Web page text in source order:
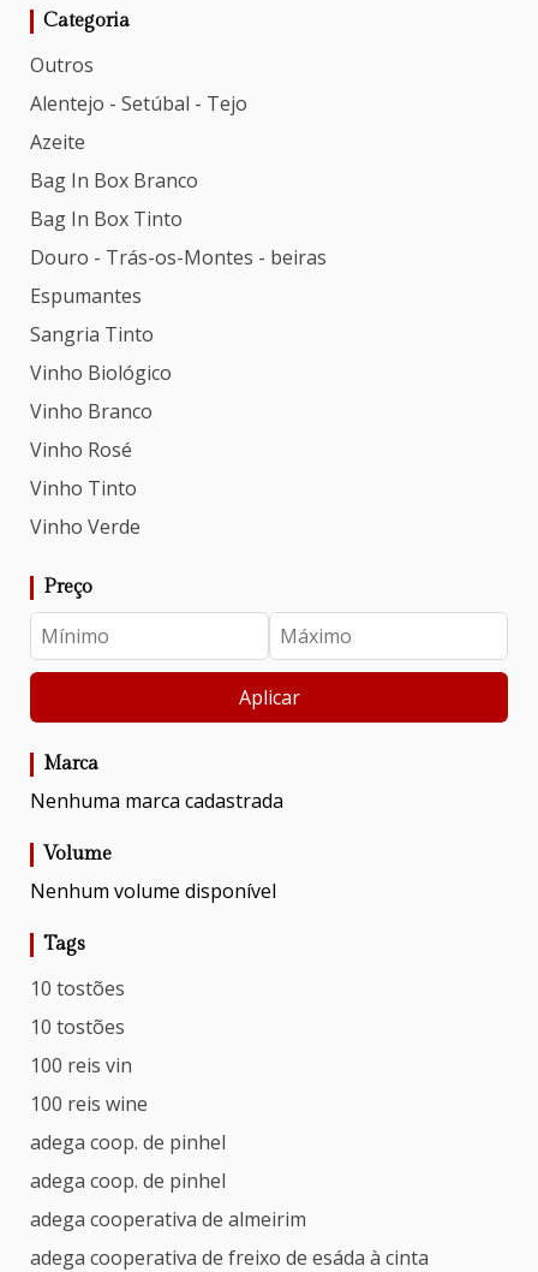
Categoria
Outros
Alentejo - Setúbal - Tejo
Azeite
Bag In Box Branco
Bag In Box Tinto
Douro - Trás-os-Montes - beiras
Espumantes
Sangria Tinto
Vinho Biológico
Vinho Branco
Vinho Rosé
Vinho Tinto
Vinho Verde
Preço
Aplicar
Marca
Nenhuma marca cadastrada
Volume
Nenhum volume disponível
Tags
10 tostões
10 tostões
100 reis vin
100 reis wine
adega coop. de pinhel
adega coop. de pinhel
adega cooperativa de almeirim
adega cooperativa de freixo de esáda à cinta